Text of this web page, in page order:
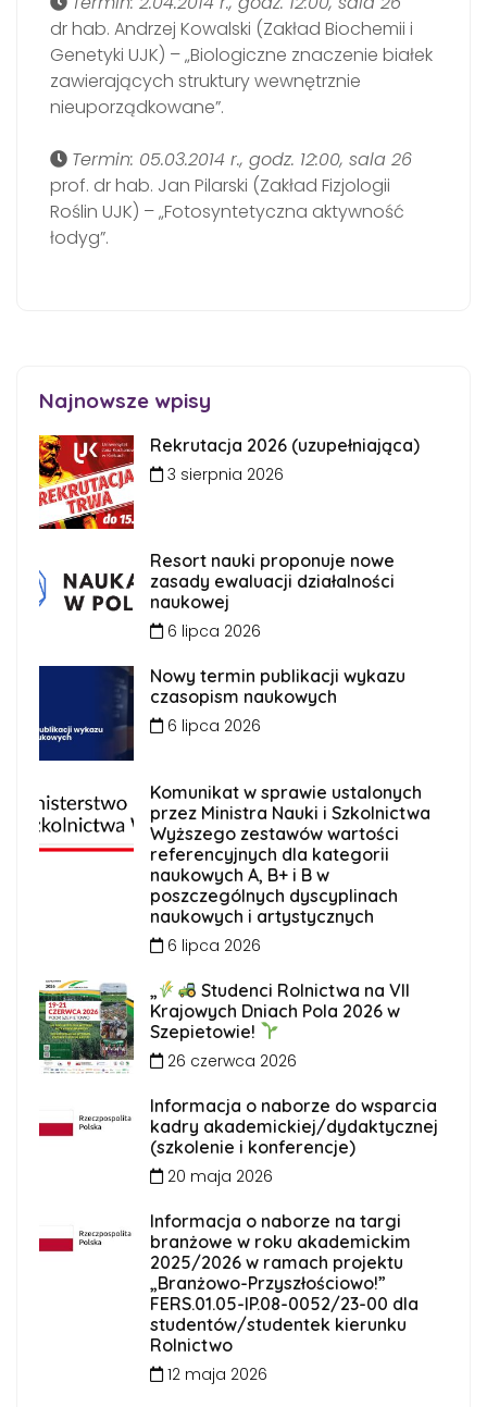
dr hab. Andrzej Kowalski (Zakład Biochemii i
Genetyki UJK) – „Biologiczne znaczenie białek
zawierających struktury wewnętrznie
nieuporządkowane”.
Termin: 05.03.2014 r., godz. 12:00, sala 26
prof. dr hab. Jan Pilarski (Zakład Fizjologii
Roślin UJK) – „Fotosyntetyczna aktywność
łodyg”.
Najnowsze wpisy
Rekrutacja 2026 (uzupełniająca)
3 sierpnia 2026
Resort nauki proponuje nowe
zasady ewaluacji działalności
naukowej
6 lipca 2026
Nowy termin publikacji wykazu
czasopism naukowych
6 lipca 2026
Komunikat w sprawie ustalonych
przez Ministra Nauki i Szkolnictwa
Wyższego zestawów wartości
referencyjnych dla kategorii
naukowych A, B+ i B w
poszczególnych dyscyplinach
naukowych i artystycznych
6 lipca 2026
„
Studenci Rolnictwa na VII
Krajowych Dniach Pola 2026 w
Szepietowie!
26 czerwca 2026
Informacja o naborze do wsparcia
kadry akademickiej/dydaktycznej
(szkolenie i konferencje)
20 maja 2026
Informacja o naborze na targi
branżowe w roku akademickim
2025/2026 w ramach projektu
„Branżowo-Przyszłościowo!”
FERS.01.05-IP.08-0052/23-00 dla
studentów/studentek kierunku
Rolnictwo
12 maja 2026